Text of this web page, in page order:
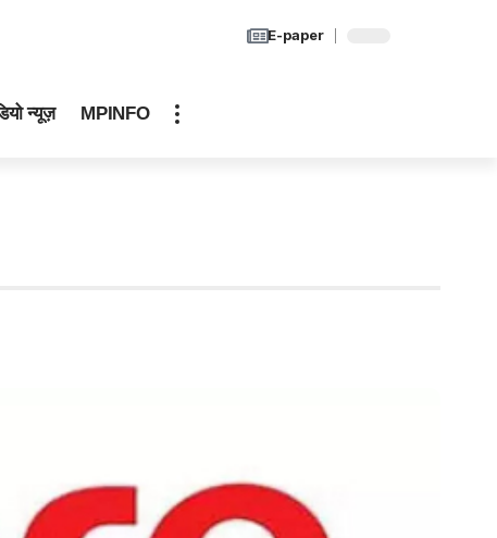
E-paper
न्यूज़ MPINFO